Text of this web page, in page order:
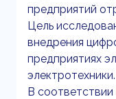
предприятий
Цель
внедрения
предприятиях
электротехники.
В